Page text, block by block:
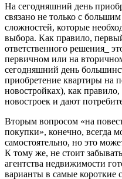
На сегодняшний день
связано не только с
сложностей, которые
выбора. Как правило,
ответственного решения_
первичном или на
сегодняшний день
приобретение квартиры на
новостройках), как
новостроек и дают
Вторым вопросом «на
покупки», конечно, всегда
самостоятельно, но это
К тому же, не стоит
агентства недвижимости
варианты в самые короткие